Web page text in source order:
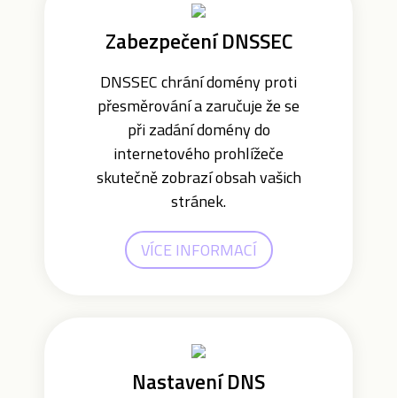
Zabezpečení DNSSEC
DNSSEC chrání domény proti
přesměrování a zaručuje že se
při zadání domény do
internetového prohlížeče
skutečně zobrazí obsah vašich
stránek.
VÍCE INFORMACÍ
Nastavení DNS